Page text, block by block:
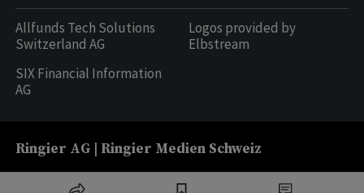
Allfunds Tech Solutions
Switzerland AG
SIX Financial Information
AG
Logos provided by
Elbstream
Ringier AG | Ringier Medien Schweiz
weitere Publikationen